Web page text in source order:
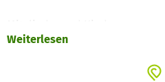
Vorstand, Mitglieder und Helfer
Danke für das Entgegenkommen.
Weiterlesen